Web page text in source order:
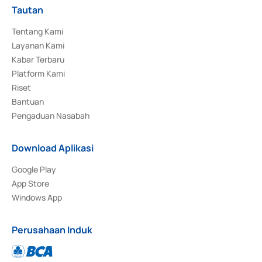
Tautan
Tentang Kami
Layanan Kami
Kabar Terbaru
Platform Kami
Riset
Bantuan
Pengaduan Nasabah
Download Aplikasi
Google Play
App Store
Windows App
Perusahaan Induk